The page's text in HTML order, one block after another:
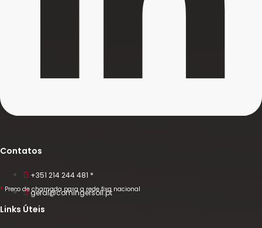
Contatos
+351 214 244 481 *
* Preço de chamada para a rede fixa nacional
geral@comingersoll.pt
Links Úteis